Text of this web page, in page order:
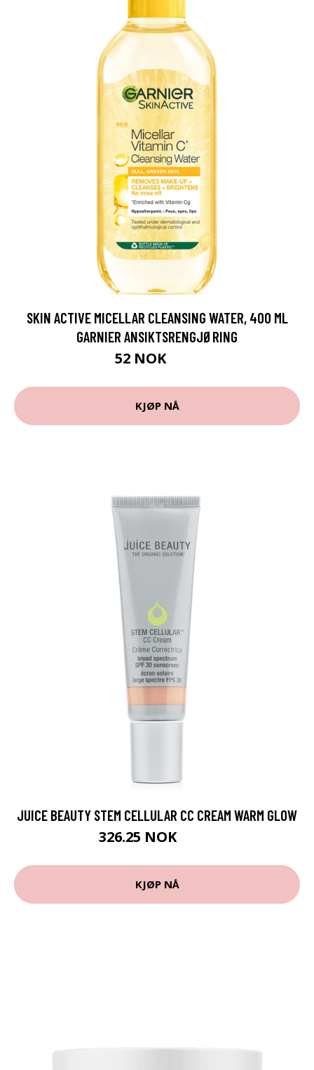
SKIN ACTIVE MICELLAR CLEANSING WATER, 400 ML
GARNIER ANSIKTSRENGJØRING
52 NOK
KJØP NÅ
JUICE BEAUTY STEM CELLULAR CC CREAM WARM GLOW
326.25 NOK
KJØP NÅ